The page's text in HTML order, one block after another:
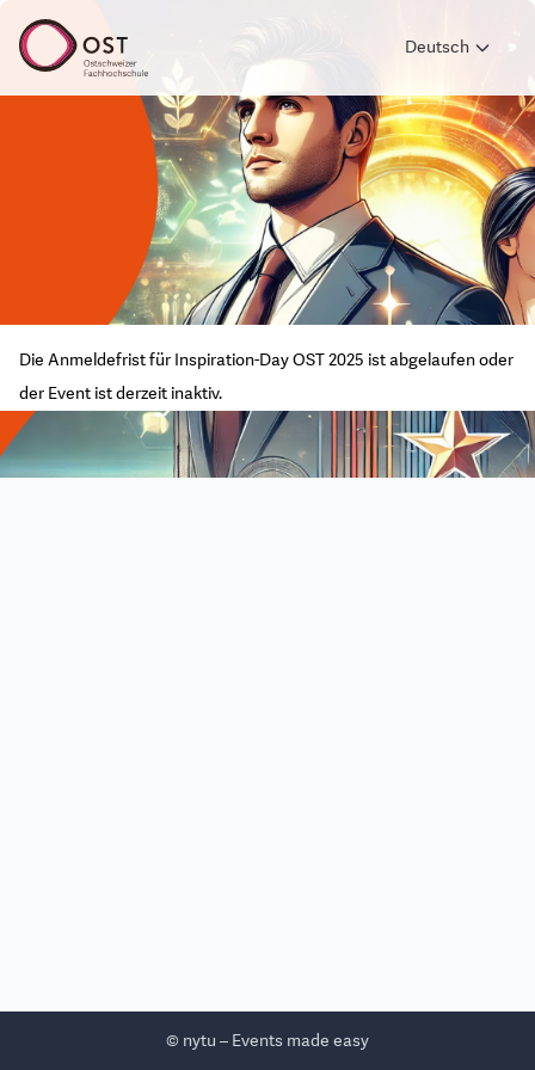
Deutsch
Die Anmeldefrist für Inspiration-Day OST 2025 ist abgelaufen oder
der Event ist derzeit inaktiv.
© nytu – Events made easy